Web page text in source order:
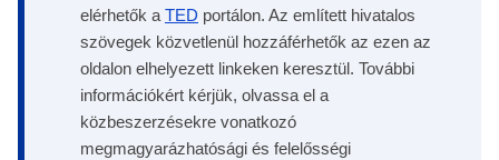
elérhetők a TED portálon. Az említett hivatalos
szövegek közvetlenül hozzáférhetők az ezen az
oldalon elhelyezett linkeken keresztül. További
információkért kérjük, olvassa el a
közbeszerzésekre vonatkozó
megmagyarázhatósági és felelősségi